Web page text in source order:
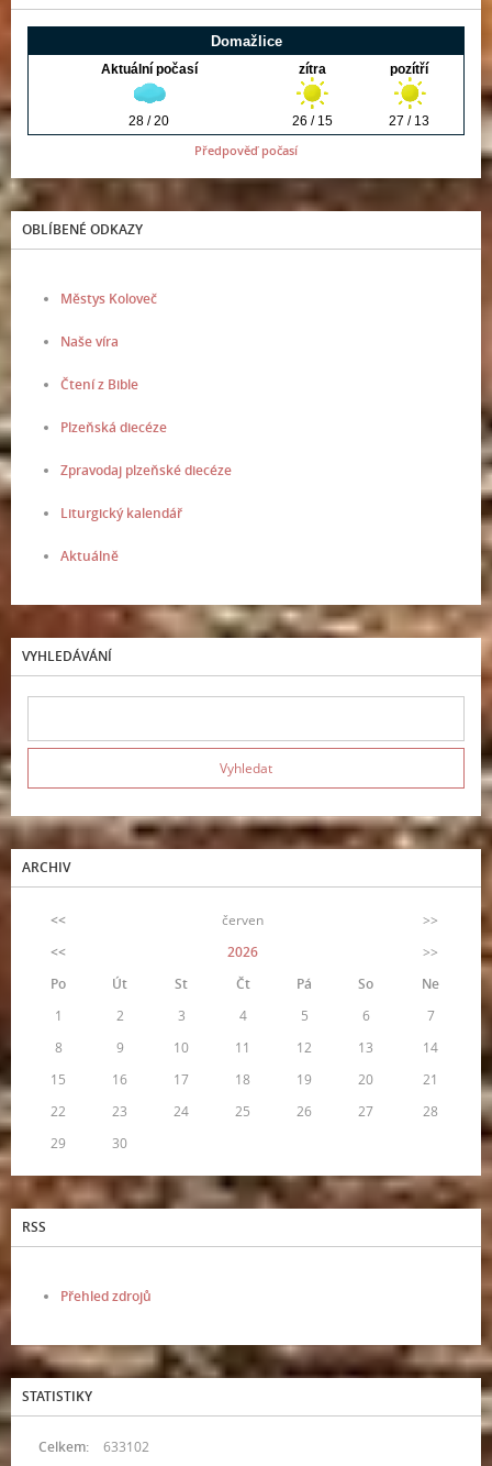
Předpověď počasí
OBLÍBENÉ ODKAZY
Městys Koloveč
Naše víra
Čtení z Bible
Plzeňská diecéze
Zpravodaj plzeňské diecéze
Liturgický kalendář
Aktuálně
VYHLEDÁVÁNÍ
ARCHIV
<< červen
>>
<<
2026
>>
Po
Út St Čt Pá So
Ne
1
2 3 4 5 6
7
8
9 10 11 12 13
14
15
16 17 18 19 20
21
22
23 24 25 26 27
28
29
30
RSS
Přehled zdrojů
STATISTIKY
Celkem:
633102